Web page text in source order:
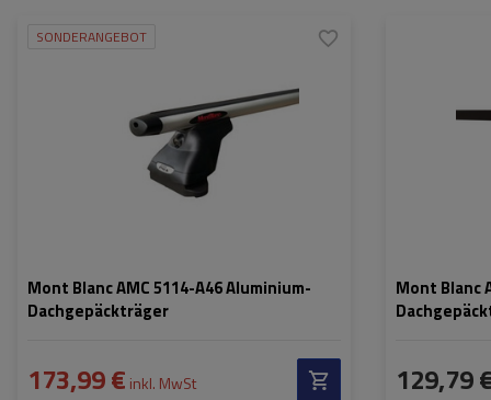
SONDERANGEBOT
Mont Blanc AMC 5114-A46 Aluminium-
Dachgepäckträger
173,99 € inkl. MwSt
Mont Blanc
129,79